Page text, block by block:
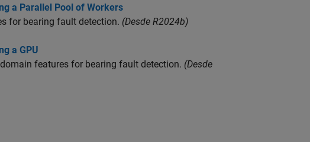
a Parallel Pool of Workers
for bearing fault detection. (Desde R2024b)
a GPU
features for bearing fault detection. (Desde